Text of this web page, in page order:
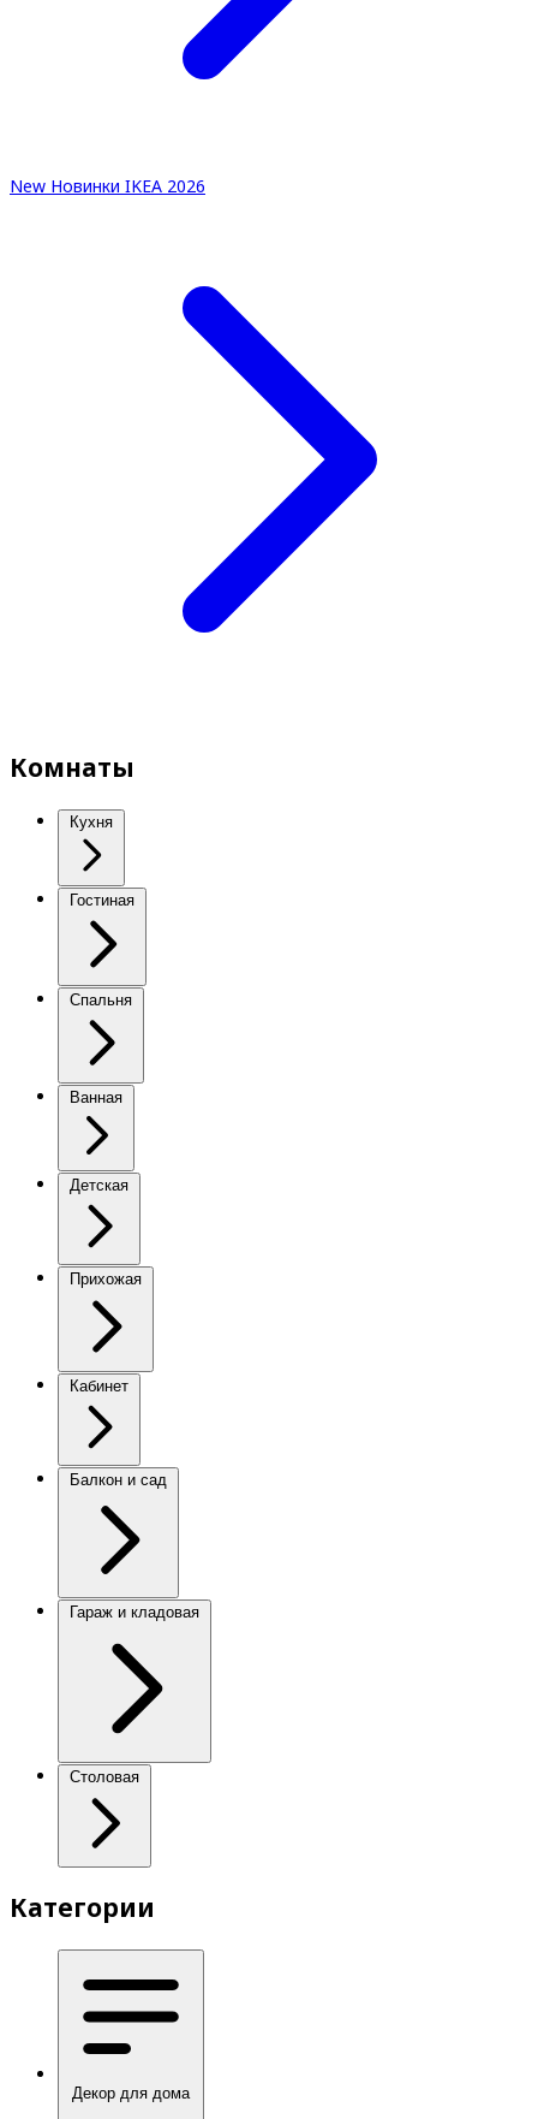
New Новинки IKEA 2026
Комнаты
Кухня
Гостиная
Спальня
Ванная
Детская
Прихожая
Кабинет
Балкон и сад
Гараж и кладовая
Столовая
Категории
Декор для дома